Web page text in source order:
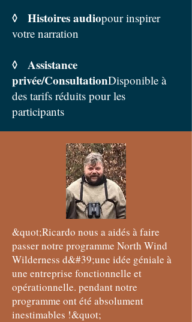
◊ Histoires audiopour inspirer
votre narration
◊ Assistance
privée/ConsultationDisponible à
des tarifs réduits pour les
participants
&quot;Ricardo nous a aidés à faire
passer notre programme North Wind
Wilderness d&#39;une idée géniale à
une entreprise fonctionnelle et
opérationnelle. pendant notre
programme ont été absolument
inestimables !&quot;